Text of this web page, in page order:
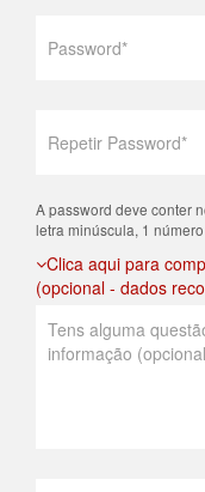
A password deve conter
letra minúscula, 1
Clica aqui para
(opcional - dados